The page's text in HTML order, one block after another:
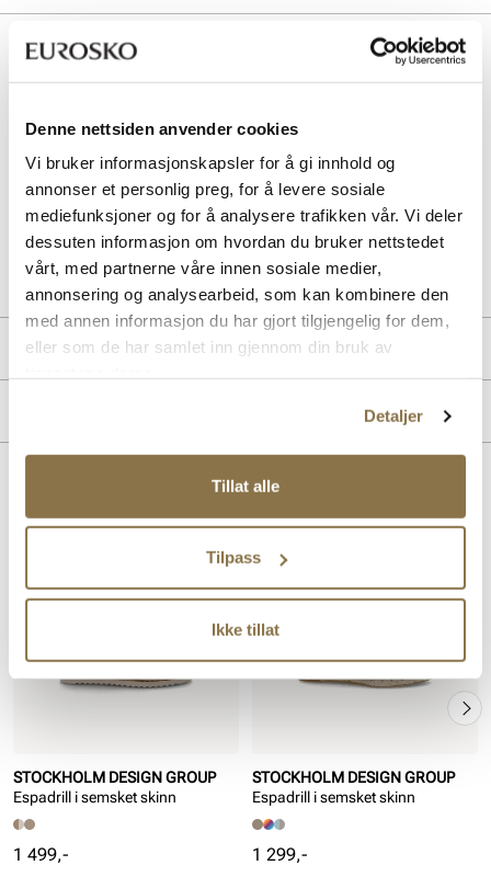
Denne nettsiden anvender cookies
Vi bruker informasjonskapsler for å gi innhold og
annonser et personlig preg, for å levere sosiale
mediefunksjoner og for å analysere trafikken vår. Vi deler
dessuten informasjon om hvordan du bruker nettstedet
vårt, med partnerne våre innen sosiale medier,
annonsering og analysearbeid, som kan kombinere den
med annen informasjon du har gjort tilgjengelig for dem,
eller som de har samlet inn gjennom din bruk av
Detaljer
Tillat alle
Tilpass
Ikke tillat
Beskrivelse
cm. Modellen sitter godt over vristen og rundt ankelen, og med sitt
høye platå oppleves skoen både stabil og komfortabel samtidig som
den sitter utrolig pent på foten. Håndlaget i Spania med premium
materialer.
Art. nr41753002
Lev. art. nr25V1148
Produktdetaljer
Lignende produkter
STOCKHOLM DESIGN GROUP
Espadrill i semsket skinn
Pris
1 499,-
STOCKHOLM DESIGN GROUP
Espadrill i semsket skinn
Pris
1 299,-